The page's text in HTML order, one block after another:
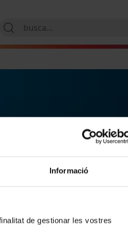
Informació
de gestionar les vostres